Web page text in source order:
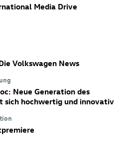
Media Drive
Volkswagen News
: Neue Generation des
sich hochwertig und innovativ